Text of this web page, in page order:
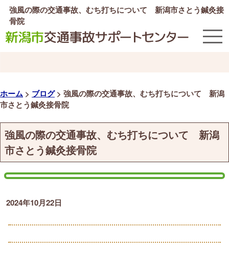
強風の際の交通事故、むち打ちについて 新潟市さとう鍼灸接
骨院
ホーム > ブログ> 強風の際の交通事故、むち打ちについて 新潟
市さとう鍼灸接骨院
強風の際の交通事故、むち打ちについて 新潟
市さとう鍼灸接骨院
2024年10月22日